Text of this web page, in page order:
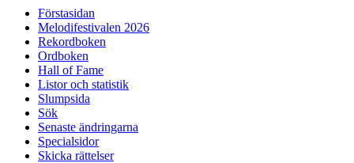
Förstasidan
Melodifestivalen 2026
Rekordboken
Ordboken
Hall of Fame
Listor och statistik
Slumpsida
Sök
Senaste ändringarna
Specialsidor
Skicka rättelser